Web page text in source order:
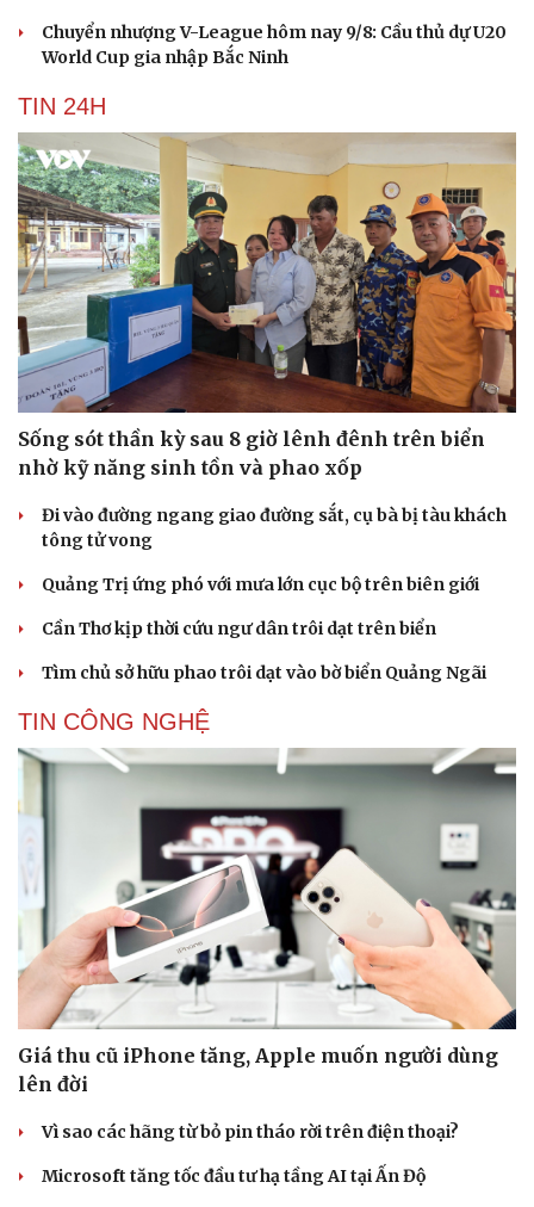
Chuyển nhượng V-League hôm nay 9/8: Cầu thủ dự U20
World Cup gia nhập Bắc Ninh
TIN 24H
Sống sót thần kỳ sau 8 giờ lênh đênh trên biển
nhờ kỹ năng sinh tồn và phao xốp
Đi vào đường ngang giao đường sắt, cụ bà bị tàu khách
tông tử vong
Quảng Trị ứng phó với mưa lớn cục bộ trên biên giới
Cần Thơ kịp thời cứu ngư dân trôi dạt trên biển
Tìm chủ sở hữu phao trôi dạt vào bờ biển Quảng Ngãi
TIN CÔNG NGHỆ
Giá thu cũ iPhone tăng, Apple muốn người dùng
lên đời
Vì sao các hãng từ bỏ pin tháo rời trên điện thoại?
Microsoft tăng tốc đầu tư hạ tầng AI tại Ấn Độ